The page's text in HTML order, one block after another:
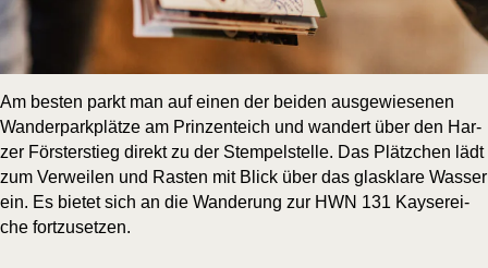
Am bes­ten parkt man auf einen der bei­den aus­ge­wie­se­nen
Wan­der­park­plät­ze am Prin­zen­teich und wan­dert über den Har­
zer Förs­t­erstieg direkt zu der Stem­pel­stel­le. Das Plätz­chen lädt
zum Ver­wei­len und Ras­ten mit Blick über das glas­kla­re Was­ser
ein. Es bie­tet sich an die Wan­de­rung zur HWN 131 Kay­se­rei­
che fortzusetzen.